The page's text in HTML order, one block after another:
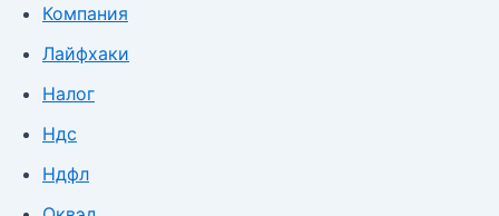
Компания
Лайфхаки
Налог
Ндс
Ндфл